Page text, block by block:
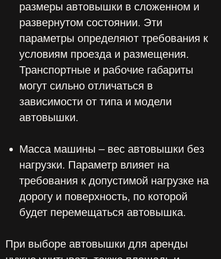
АДРЕС: Москва, Профсоюзная 57,
КОНФИДЕНЦИАЛЬНОСТИ
Сайт разработала Капсула